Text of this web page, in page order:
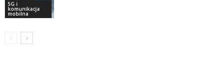
5G i
komunikacja
mobilna